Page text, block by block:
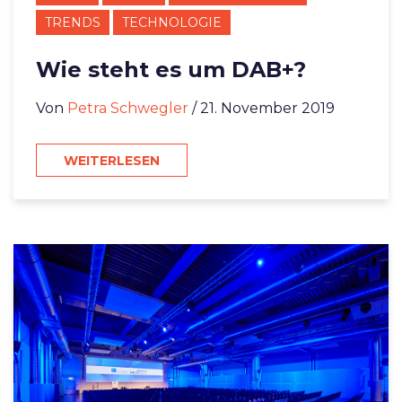
TRENDS
TECHNOLOGIE
Wie steht es um DAB+?
Von Petra Schwegler / 21. November 2019
WEITERLESEN